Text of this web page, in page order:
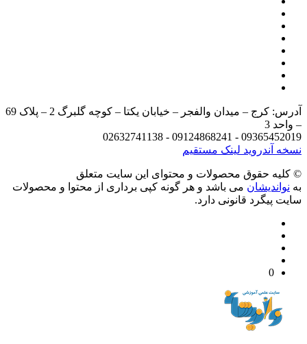
آدرس: کرج – میدان والفجر – خیابان یکتا – کوچه گلبرگ 2 – پلاک 69
3
09365452019 - 09124868241 -
آندرویدلینک مستقیم
حقوق محصولات و محتوای اين سایت متعلق
می باشد و هر گونه کپی برداری از محتوا و محصولات
پیگرد قانونی دارد.